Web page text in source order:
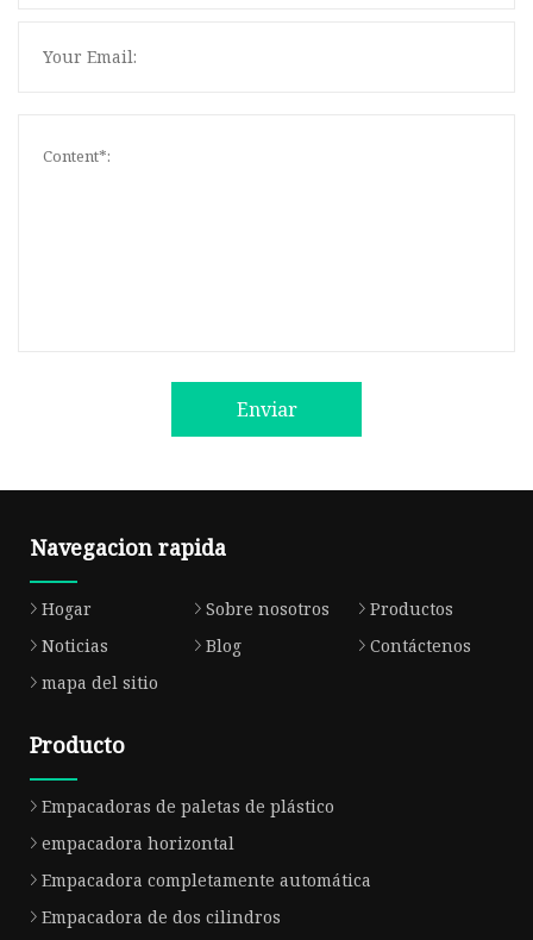
Enviar
Navegacion rapida
Hogar Sobre nosotros
Productos
Noticias
Blog
Contáctenos
mapa del sitio
Producto
Empacadoras de paletas de plástico
empacadora horizontal
Empacadora completamente automática
Empacadora de dos cilindros